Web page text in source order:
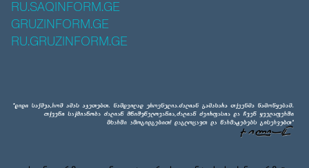
RU.SAQINFORM.GE
GRUZINFORM.GE
RU.GRUZINFORM.GE